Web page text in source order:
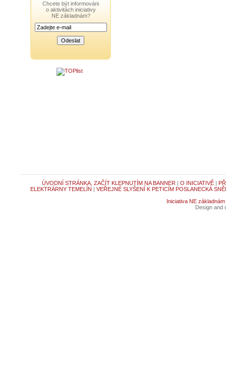
Chcete být informováni
o aktivitách iniciativy
NE základnám?
ÚVODNÍ STRÁNKA, ZAČÍT KLEPNUTÍM NA BANNER | O INICIATIVĚ|
ELEKTRÁRNY TEMELÍN | VEŘEJNÉ SLYŠENÍ K PETICÍM POSLANECKÁ
Iniciativa NE základnám
Design and